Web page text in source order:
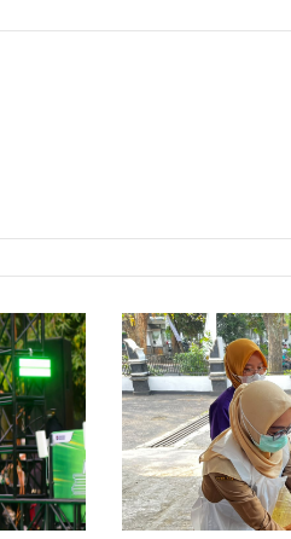
Cegah
Rabies,
Diskanak
Purwakarta
Buka
Vaksin
Gratis
untuk
1.000